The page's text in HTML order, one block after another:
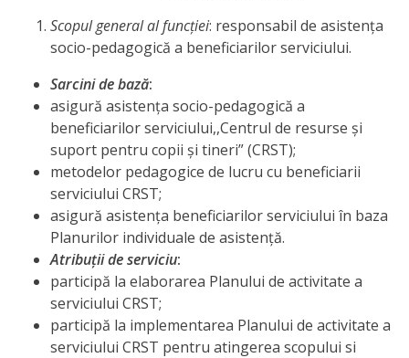
Scopul general al funcţiei: responsabil de asistenţa
socio-pedagogică a beneficiarilor serviciului.
Sarcini de bază:
asigură asistenţa socio-pedagogică a
beneficiarilor serviciului,,Centrul de resurse și
suport pentru copii și tineri” (CRST);
metodelor pedagogice de lucru cu beneficiarii
serviciului CRST;
asigură asistența beneficiarilor serviciului în baza
Planurilor individuale de asistență.
Atribuţii de serviciu:
participă la elaborarea Planului de activitate a
serviciului CRST;
participă la implementarea Planului de activitate a
serviciului CRST pentru atingerea scopului si